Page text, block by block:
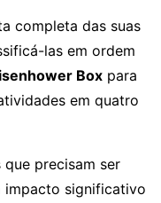
completa das suas
las em ordem
Box para
em quatro
que precisam ser
impacto significativo